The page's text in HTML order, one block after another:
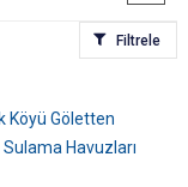
Filtrele
Köyü Göletten
Sulama Havuzları